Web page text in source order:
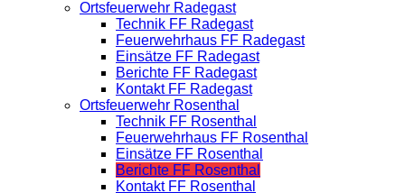
Ortsfeuerwehr Radegast
Technik FF Radegast
Feuerwehrhaus FF Radegast
Einsätze FF Radegast
Berichte FF Radegast
Kontakt FF Radegast
Ortsfeuerwehr Rosenthal
Technik FF Rosenthal
Feuerwehrhaus FF Rosenthal
Einsätze FF Rosenthal
Berichte FF Rosenthal
Kontakt FF Rosenthal